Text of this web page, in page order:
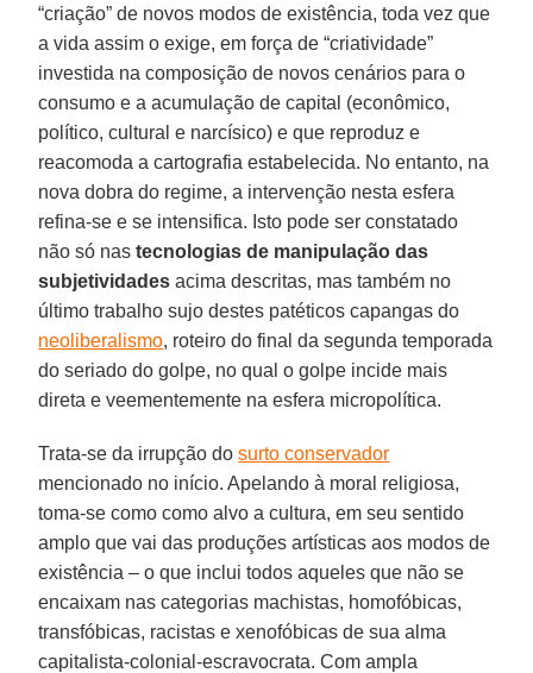
“criação” de novos modos de existência, toda vez que
a vida assim o exige, em força de “criatividade”
investida na composição de novos cenários para o
consumo e a acumulação de capital (econômico,
político, cultural e narcísico) e que reproduz e
reacomoda a cartografia estabelecida. No entanto, na
nova dobra do regime, a intervenção nesta esfera
refina-se e se intensifica. Isto pode ser constatado
não só nastecnologias de manipulação das
subjetividades acima descritas, mas também no
último trabalho sujo destes patéticos capangas do
neoliberalismo, roteiro do final da segunda temporada
do seriado do golpe, no qual o golpe incide mais
direta e veementemente na esfera micropolítica.
Trata-se da irrupção dosurto conservador
mencionado no início. Apelando à moral religiosa,
toma-se como como alvo a cultura, em seu sentido
amplo que vai das produções artísticas aos modos de
existência – o que inclui todos aqueles que não se
encaixam nas categorias machistas, homofóbicas,
transfóbicas, racistas e xenofóbicas de sua alma
capitalista-colonial-escravocrata. Com ampla